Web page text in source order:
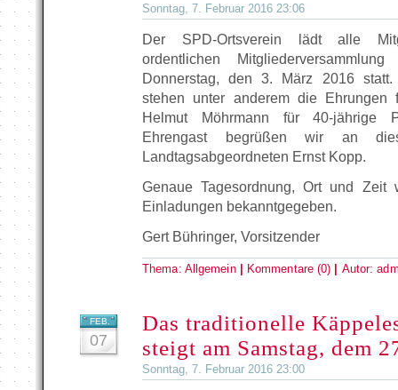
Sonntag, 7. Februar 2016 23:06
Der SPD-Ortsverein lädt alle
ordentlichen
Donnerstag, den 3. März 2016 statt.
stehen unter anderem die Ehrungen
Helmut Möhrmann für 40-jährige
Ehrengast begrüßen wir an
Landtagsabgeordneten Ernst Kopp.
Genaue Tagesordnung, Ort und Zeit
Einladungen bekanntgegeben.
Gert Bühringer, Vorsitzender
Thema: Allgemein Kommentare (0) Autor:
FEB.
07
Das traditionelle
steigt am Samstag, dem
Sonntag, 7. Februar 2016 23:00